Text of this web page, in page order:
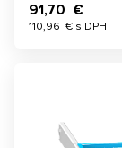
91,70 €
110,96 € s DPH